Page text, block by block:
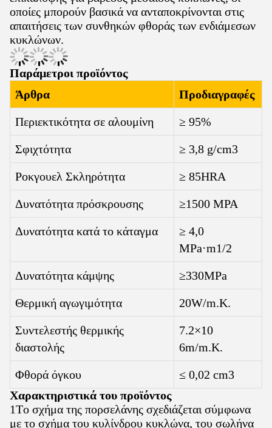
οποίες μπορούν βασικά να ανταποκρίνονται στις
απαιτήσεις των συνθηκών φθοράς των ενδιάμεσων
κυκλώνων.
Παράμετροι προϊόντος
Άρθρα
Προδιαγραφές
Περιεκτικότητα σε αλουμίνη ≥ 95%
Σφιχτότητα ≥ 3,8 g/cm3
Ροκγουελ Σκληρότητα ≥ 85HRA
Δυνατότητα πρόσκρουσης ≥1500 MPA
Δυνατότητα κατά το κάταγμα
≥ 4,0
MPa·m1/2
Δυνατότητα κάμψης ≥330MPa
Θερμική αγωγιμότητα 20W/m.K.
Συντελεστής θερμικής
διαστολής
7.2×10
6m/m.K.
Φθορά όγκου
≤ 0,02 cm3
Χαρακτηριστικά του προϊόντος
1Το σχήμα της πορσελάνης σχεδιάζεται σύμφωνα
με το σχήμα του κυλίνδρου κυκλώνα, του σωλήνα